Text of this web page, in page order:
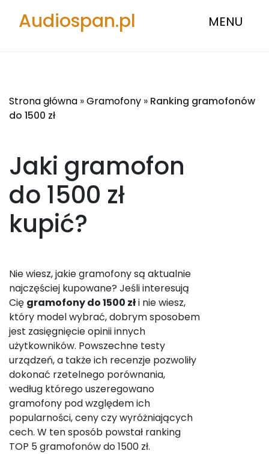
Audiospan.pl MENU
Strona główna »Gramofony » Ranking gramofonów
do 1500 zł
Jaki gramofon
do 1500 zł
kupić?
Nie wiesz, jakie gramofony są aktualnie
najczęściej kupowane? Jeśli interesują
Cię gramofony do 1500 złi nie wiesz,
który model wybrać, dobrym sposobem
jest zasięgnięcie opinii innych
użytkowników. Powszechne testy
urządzeń, a także ich recenzje pozwoliły
dokonać rzetelnego porównania,
według którego uszeregowano
gramofony pod względem ich
popularności, ceny czy wyróżniających
cech. W ten sposób powstał ranking
TOP 5 gramofonów do 1500 zł.